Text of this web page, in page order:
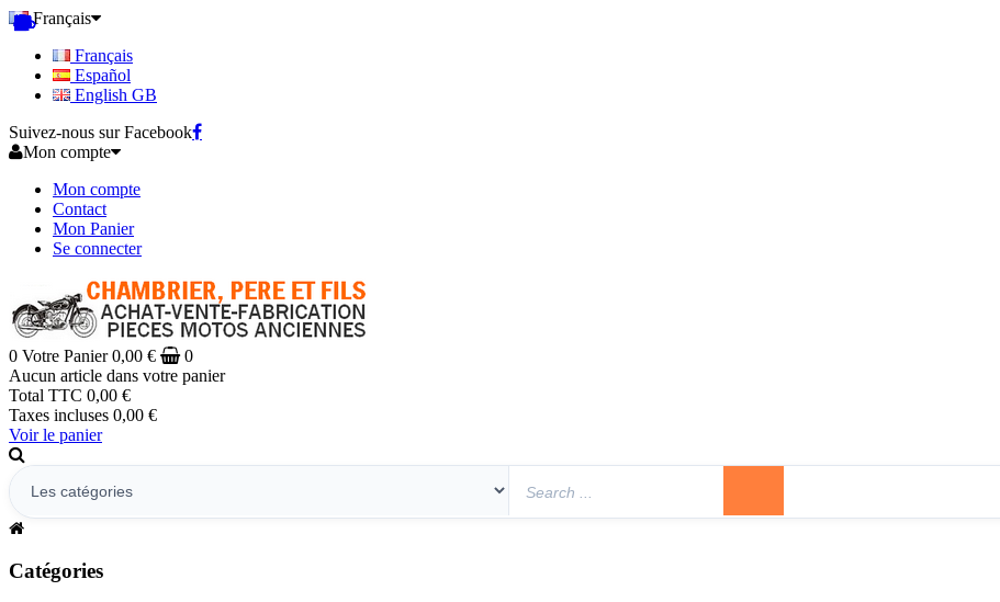
Français
Français
Español
English GB
Suivez-nous sur Facebook
Mon compte
Mon compte
Contact
Mon Panier
Se connecter
0 Votre Panier 0,00 €
0
Aucun article dans votre panier
Total TTC 0,00 €
Taxes incluses 0,00 €
Voir le panier
Catégories